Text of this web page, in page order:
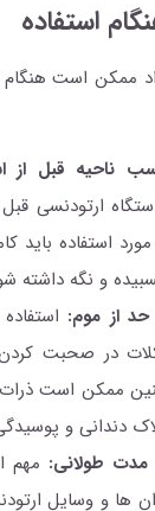
استفاده
ممکن است هنگام
ناحیه قبل از
ارتودنسی قبل
استفاده باید
و نگه داشته
از موم:
در صحبت
ممکن است ذرات
دندانی و
مدت طولانی: مهم
ها و وسایل